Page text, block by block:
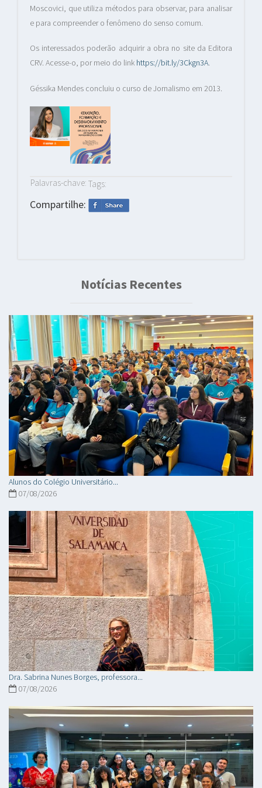
Moscovici, que utiliza métodos para observar, para analisar
e para compreender o fenômeno do senso comum.
Os interessados poderão adquirir a obra no site da Editora
CRV. Acesse-o, por meio do link https://bit.ly/3Ckgn3A.
Géssika Mendes concluiu o curso de Jornalismo em 2013.
Palavras-chave: Tags:
Compartilhe:
Notícias Recentes
Alunos do Colégio Universitário...
07/08/2026
Dra. Sabrina Nunes Borges, professora...
07/08/2026